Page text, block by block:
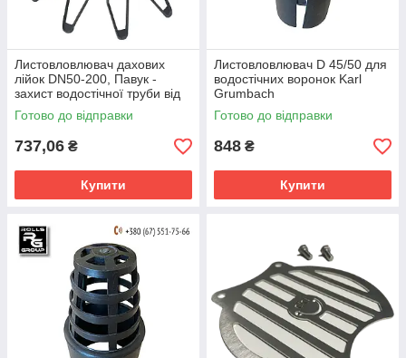
Листовловлювач дахових
лійок DN50-200, Павук -
захист водостічної труби від
засмічення
Готово до відправки
737,06 ₴
Купити
Листовловлювач D 45/50 для
водостічних воронок Karl
Grumbach
Готово до відправки
848 ₴
Купити